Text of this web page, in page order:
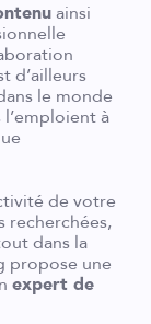
ainsi
d’ailleurs
le monde
à
de votre
recherchées,
dans la
propose une
expert de